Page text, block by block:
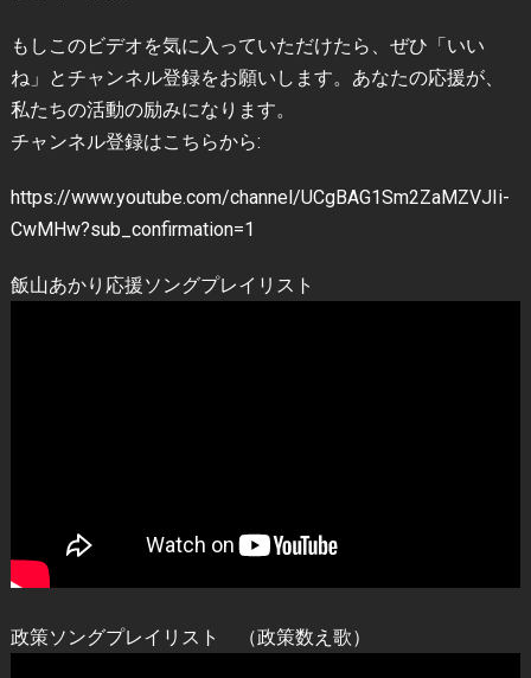
もしこのビデオを気に入っていただけたら、ぜひ「いい
ね」とチャンネル登録をお願いします。あなたの応援が、
私たちの活動の励みになります。
チャンネル登録はこちらから:
https://www.youtube.com/channel/UCgBAG1Sm2ZaMZVJIi-
CwMHw?sub_confirmation=1
飯山あかり応援ソングプレイリスト
政策ソングプレイリスト （政策数え歌）